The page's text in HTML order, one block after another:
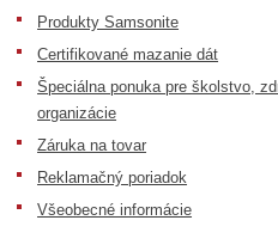
Produkty Samsonite
Certifikované mazanie dát
Špeciálna ponuka pre školstvo,
organizácie
Záruka na tovar
Reklamačný poriadok
Všeobecné informácie